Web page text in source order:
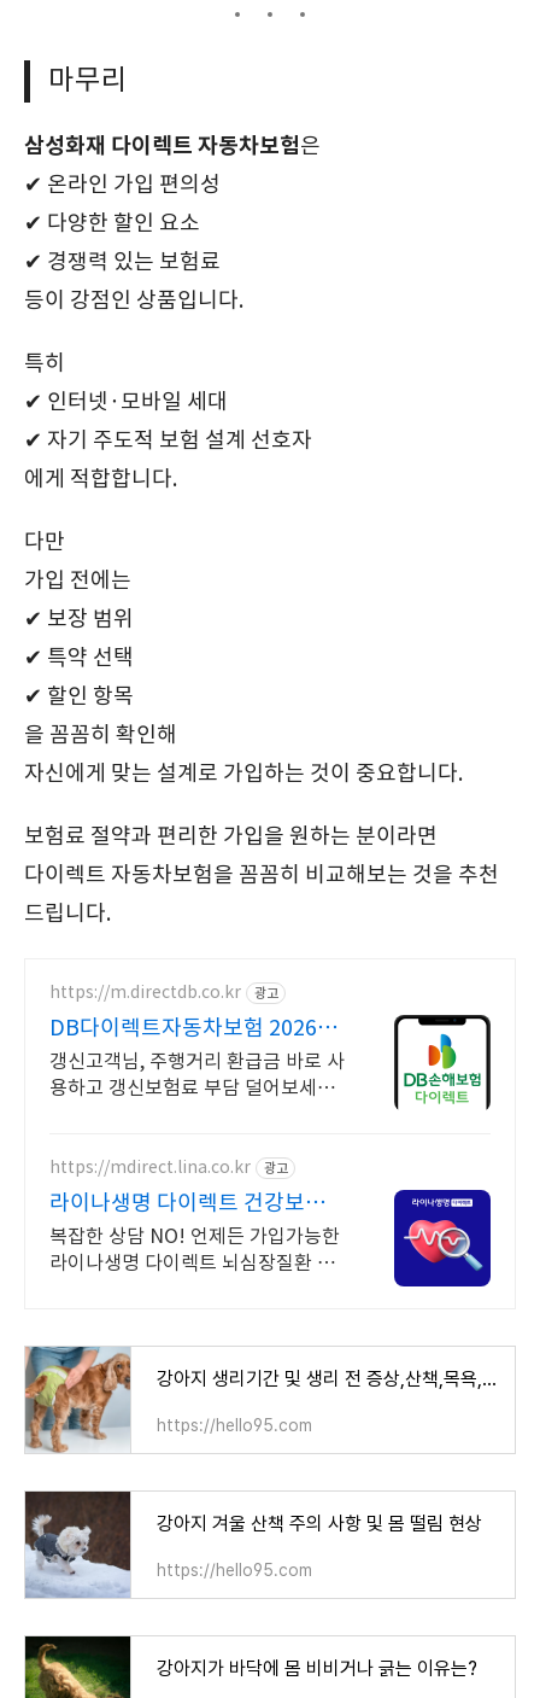
마무리
삼성화재 다이렉트 자동차보험은
✔ 온라인 가입 편의성
✔ 다양한 할인 요소
✔ 경쟁력 있는 보험료
등이 강점인 상품입니다.
특히
✔ 인터넷·모바일 세대
✔ 자기 주도적 보험 설계 선호자
에게 적합합니다.
다만
가입 전에는
✔ 보장 범위
✔ 특약 선택
✔ 할인 항목
을 꼼꼼히 확인해
자신에게 맞는 설계로 가입하는 것이 중요합니다.
보험료 절약과 편리한 가입을 원하는 분이라면
다이렉트 자동차보험을 꼼꼼히 비교해보는 것을 추천
드립니다.
https://m.directdb.co.kr 광고
DB다이렉트자동차보험 2026년
내차보험료 확인!
갱신고객님, 주행거리 환급금 바로 사
용하고 갱신보험료 부담 덜어보세요!
5.6~)
https://mdirect.lina.co.kr 광고
라이나생명 다이렉트 건강보험
최대 3만원 상품권 증정
복잡한 상담 NO! 언제든 가입가능한
라이나생명 다이렉트 뇌심장질환 보
강아지 생리기간 및 생리 전 증상,산책,목욕,주기
https://hello95.com
강아지 겨울 산책 주의 사항 및 몸 떨림 현상
https://hello95.com
강아지가 바닥에 몸 비비거나 긁는 이유는?